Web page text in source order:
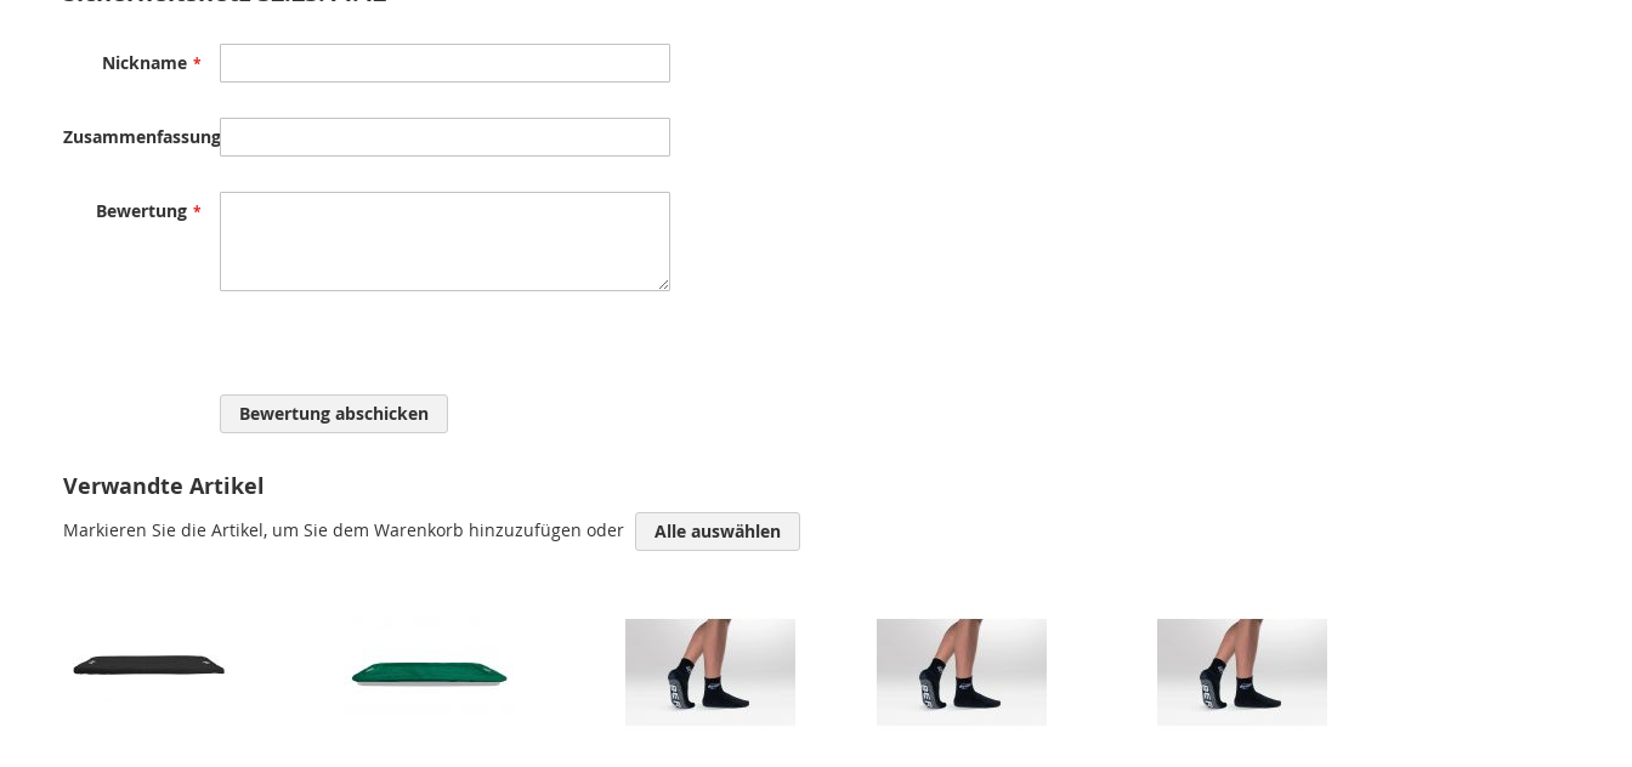
Nickname
Zusammenfassung
Bewertung
Bewertung abschicken
Verwandte Artikel
Markieren Sie die Artikel, um Sie dem Warenkorb hinzuzufügen oder Alle auswählen